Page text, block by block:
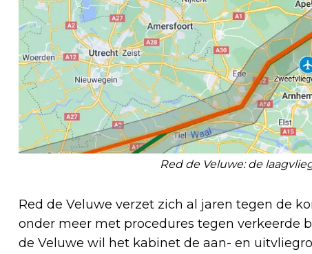
Red de Veluwe: de
Red de Veluwe verzet zich al jaren tegen de
onder meer met procedures tegen verkeerde
de Veluwe wil het kabinet de aan- en